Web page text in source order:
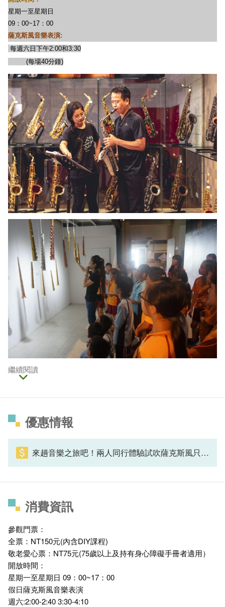
星期一至星期日
09：00~17：00
薩克斯風音樂表演:
每週六日下午2:00和3:30
(每場40分鐘)
繼續閱讀
優惠情報
來趟音樂之旅吧！兩人同行體驗試吹薩克斯風只要$200
消費資訊
參觀門票：
全票：NT150元(內含DIY課程)
敬老愛心票：NT75元(75歲以上及持有身心障礙手冊者適用）
開放時間：
星期一至星期日 09：00~17：00
假日薩克斯風音樂表演
週六:2:00-2:40 3:30-4:10